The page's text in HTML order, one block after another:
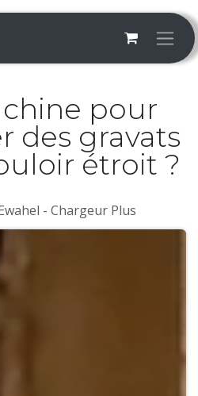
pour
des gravats
étroit ?
- Chargeur Plus